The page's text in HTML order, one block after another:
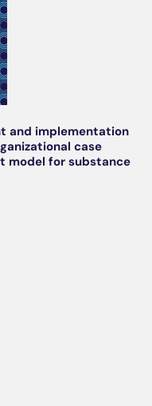
and implementation
case
model for substance